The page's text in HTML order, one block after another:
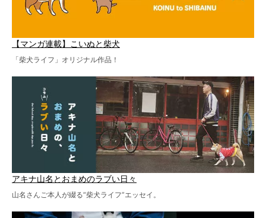
【マンガ連載】こいぬと柴犬
「柴犬ライフ」オリジナル作品！
アキナ山名とおまめのラブい日々
山名さんご本人が綴る“柴犬ライフ”エッセイ。